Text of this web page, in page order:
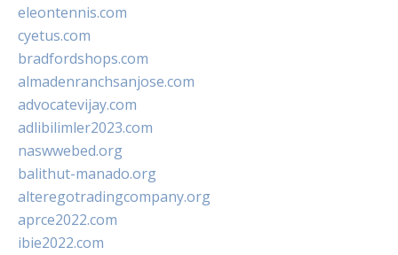
eleontennis.com
cyetus.com
bradfordshops.com
almadenranchsanjose.com
advocatevijay.com
adlibilimler2023.com
naswwebed.org
balithut-manado.org
alteregotradingcompany.org
aprce2022.com
ibie2022.com